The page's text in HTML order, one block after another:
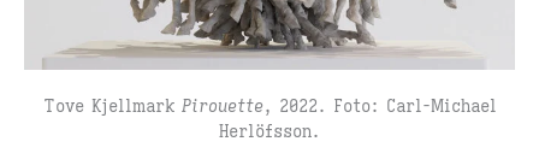
Tove Kjellmark Pirouette, 2022. Foto: Carl-Michael
Herlöfsson.